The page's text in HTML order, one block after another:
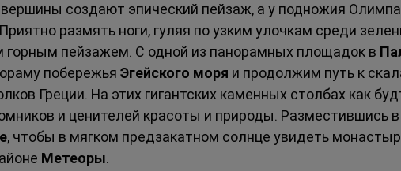
создают эпический пейзаж, а у подножия
размять ноги, гуляя по узким улочкам среди
пейзажем. С одной из панорамных площадок в
побережья Эгейского моря и продолжим путь к
Греции. На этих гигантских каменных столбах как
и ценителей красоты и природы. Разместившись
, чтобы в мягком предзакатном солнце увидеть
Метеоры.